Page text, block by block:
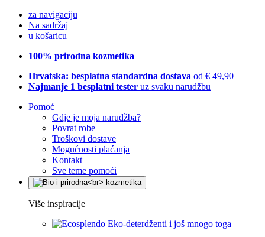
za navigaciju
Na sadržaj
u košaricu
100% prirodna kozmetika
Hrvatska: besplatna standardna dostava od € 49,90
Najmanje 1 besplatni tester uz svaku narudžbu
Pomoć
Gdje je moja narudžba?
Povrat robe
Troškovi dostave
Mogućnosti plaćanja
Kontakt
Sve teme pomoći
Više inspiracije
Eko-deterdženti i još mnogo toga